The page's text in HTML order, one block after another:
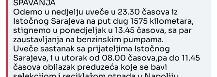
SPAVANJA
Odemo u nedjelju uveče u 23.30 časova iz
Istočnog Sarajeva na put dug 1575 kilometara,
stignemo u ponedjeljak u 13.45 časova, sa par
zaustavljanja na benzinskim pumpama.
Uveče sastanak sa prijateljima Istočnog
Sarajeva, i u utorak od 08.00 časova,pa do 11.45
časova obilazak preduzeća koje se bavi